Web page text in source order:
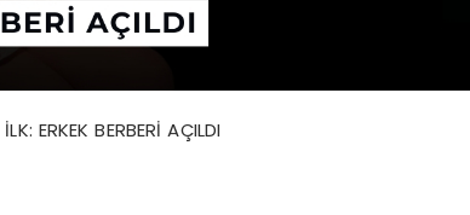
ERKEK BERBERİ AÇILDI